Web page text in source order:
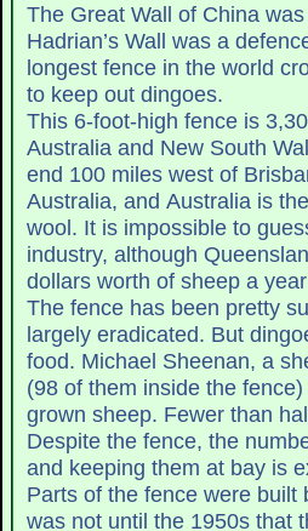
The Great Wall of China
Hadrian’s Wall was a
longest fence in the world
to keep out dingoes.
This 6-foot-high fence is
Australia and New South
end 100 miles west of
Australia, and Australia is
wool. It is impossible to
industry, although
dollars worth of sheep a
The fence has been pretty
largely eradicated. But
food. Michael Sheenan, a
(98 of them inside the
grown sheep. Fewer than
Despite the fence, the
and keeping them at bay is
Parts of the fence were
was not until the 1950s that these were joined together. By,